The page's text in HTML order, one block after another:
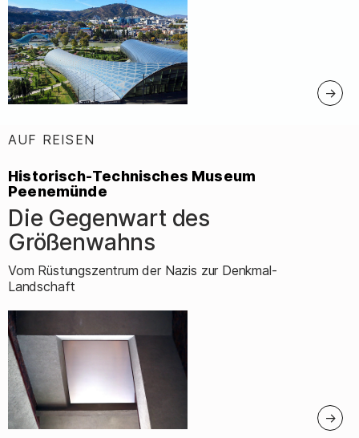
AUF REISEN
Historisch-Technisches Museum
Peenemünde
–
Die Gegenwart des
Größenwahns
Vom Rüstungszentrum der Nazis zur Denkmal-
Landschaft